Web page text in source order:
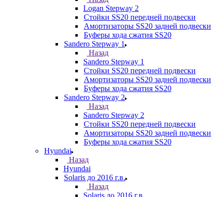
Logan Stepway 2
Стойки SS20 передней подвески
Амортизаторы SS20 задней подвески
Буферы хода сжатия SS20
Sandero Stepway 1
Назад
Sandero Stepway 1
Стойки SS20 передней подвески
Амортизаторы SS20 задней подвески
Буферы хода сжатия SS20
Sandero Stepway 2
Назад
Sandero Stepway 2
Стойки SS20 передней подвески
Амортизаторы SS20 задней подвески
Буферы хода сжатия SS20
Hyundai
Назад
Hyundai
Solaris до 2016 г.в.
Назад
Solaris до 2016 г.в.